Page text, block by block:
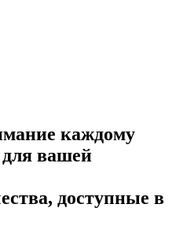
каждому
для вашей
доступные в